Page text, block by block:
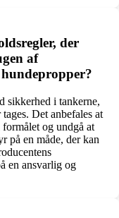
der
af
sikkerhed i tankerne,
Det anbefales at
og undgå at
på en måde, der kan
en ansvarlig og